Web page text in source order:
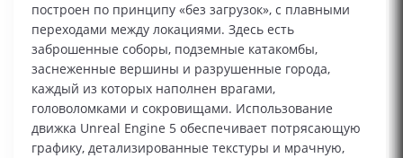
построен по принципу «без загрузок», с плавными
переходами между локациями. Здесь есть
заброшенные соборы, подземные катакомбы,
заснеженные вершины и разрушенные города,
каждый из которых наполнен врагами,
головоломками и сокровищами. Использование
движка Unreal Engine 5 обеспечивает потрясающую
графику, детализированные текстуры и мрачную,